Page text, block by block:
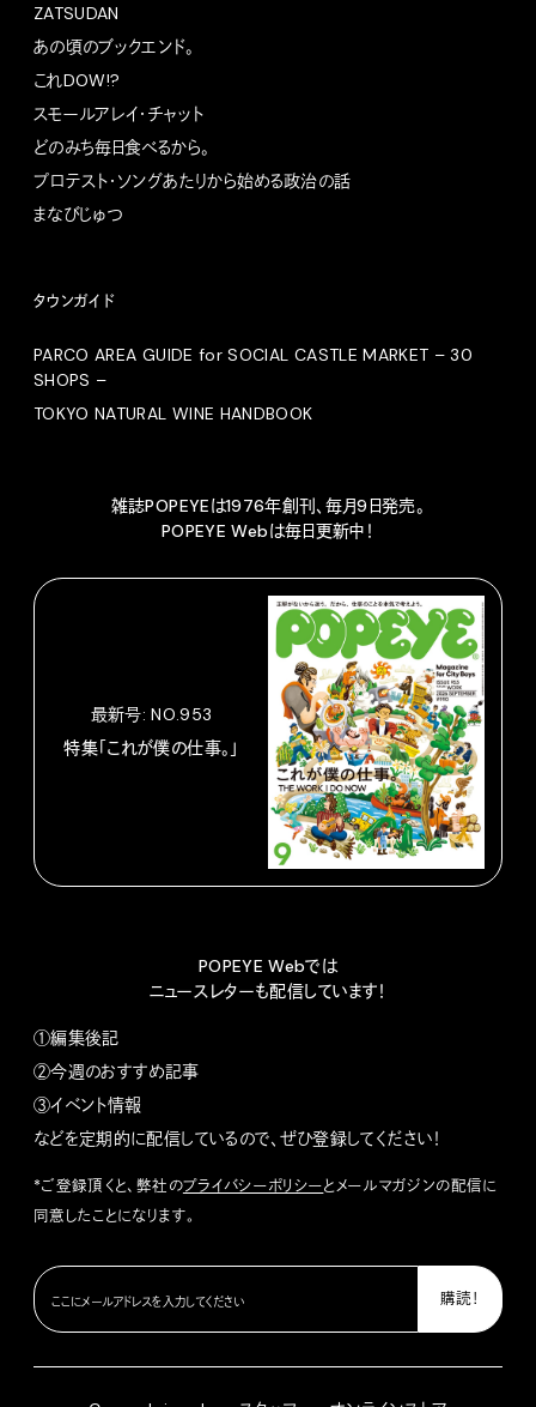
ZATSUDAN
あの頃のブックエンド。
これDOW!?
スモールアレイ・チャット
どのみち毎日食べるから。
プロテスト・ソングあたりから始める政治の話
まなびじゅつ
タウンガイド
PARCO AREA GUIDE for SOCIAL CASTLE MARKET – 30
SHOPS –
TOKYO NATURAL WINE HANDBOOK
雑誌POPEYEは1976年創刊、毎月9日発売。
POPEYE Webは毎日更新中！
最新号: NO.953
特集「これが僕の仕事。」
POPEYE Webでは
ニュースレターも配信しています！
①編集後記
②今週のおすすめ記事
③イベント情報
などを定期的に配信しているので、ぜひ登録してください！
*ご登録頂くと、弊社のプライバシーポリシーとメールマガジンの配信に
同意したことになります。